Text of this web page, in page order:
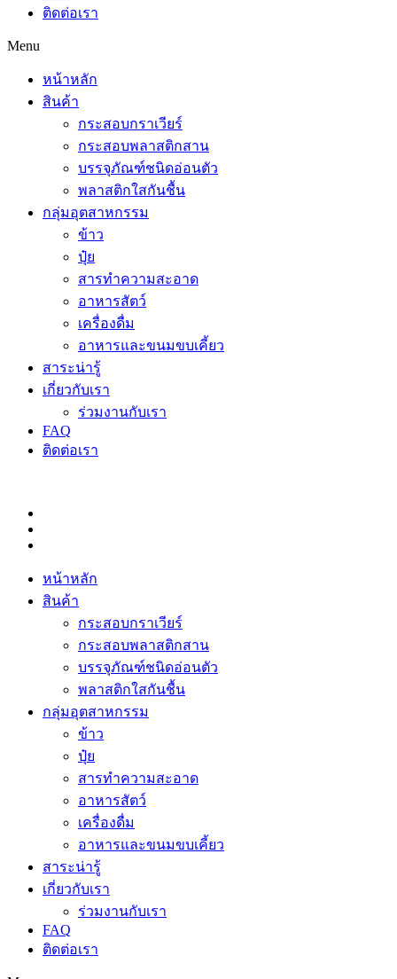
ติดต่อเรา
Menu
หน้าหลัก
สินค้า
กระสอบกราเวียร์
กระสอบพลาสติกสาน
บรรจุภัณฑ์ชนิดอ่อนตัว
พลาสติกใสกันชื้น
กลุ่มอุตสาหกรรม
ข้าว
ปุ๋ย
สารทำความสะอาด
อาหารสัตว์
เครื่องดื่ม
อาหารและขนมขบเคี้ยว
สาระน่ารู้
เกี่ยวกับเรา
ร่วมงานกับเรา
FAQ
ติดต่อเรา
หน้าหลัก
สินค้า
กระสอบกราเวียร์
กระสอบพลาสติกสาน
บรรจุภัณฑ์ชนิดอ่อนตัว
พลาสติกใสกันชื้น
กลุ่มอุตสาหกรรม
ข้าว
ปุ๋ย
สารทำความสะอาด
อาหารสัตว์
เครื่องดื่ม
อาหารและขนมขบเคี้ยว
สาระน่ารู้
เกี่ยวกับเรา
ร่วมงานกับเรา
FAQ
ติดต่อเรา